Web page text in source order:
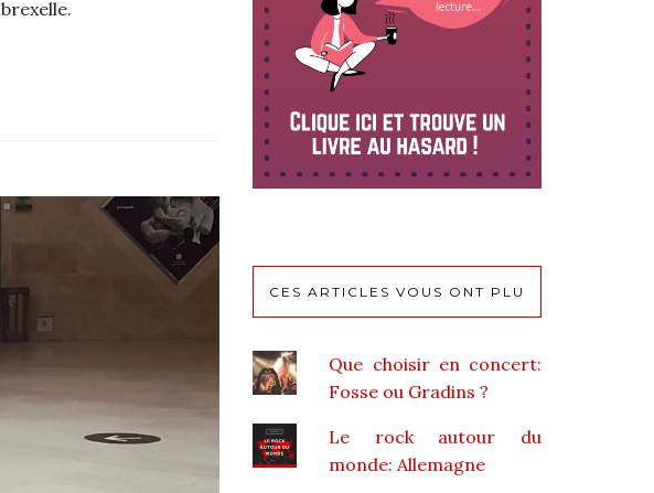
CES ARTICLES VOUS ONT PLU
Que choisir en concert:
Fosse ou Gradins ?
Le rock autour du
monde: Allemagne